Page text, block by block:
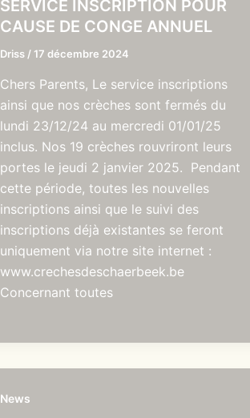
SERVICE INSCRIPTION POUR
CAUSE DE CONGE ANNUEL
Driss / 17 décembre 2024
Chers Parents, Le service inscriptions
ainsi que nos crèches sont fermés du
lundi 23/12/24 au mercredi 01/01/25
inclus. Nos 19 crèches rouvriront leurs
portes le jeudi 2 janvier 2025. Pendant
cette période, toutes les nouvelles
inscriptions ainsi que le suivi des
inscriptions déjà existantes se feront
uniquement via notre site internet :
www.crechesdeschaerbeek.be
Concernant toutes
News